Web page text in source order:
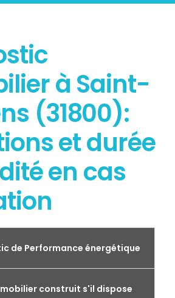
à Saint-
(31800):
et durée
en cas
de Performance énergétique
construit s'il dispose